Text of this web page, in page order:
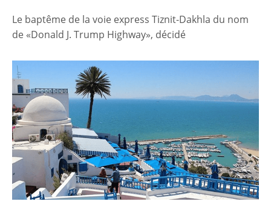
Le baptême de la voie express Tiznit-Dakhla du nom
de «Donald J. Trump Highway», décidé